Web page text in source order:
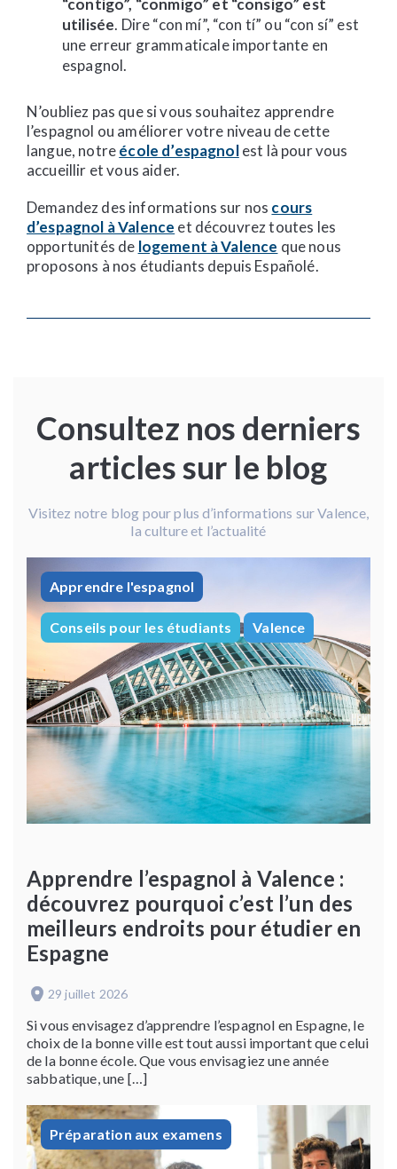
“contigo”, “conmigo” et “consigo” est
utilisée. Dire “con mí”, “con tí” ou “con sí” est
une erreur grammaticale importante en
espagnol.
N’oubliez pas que si vous souhaitez apprendre
l’espagnol ou améliorer votre niveau de cette
langue, notreécole d’espagnolest là pour vous
accueillir et vous aider.
Demandez des informations sur nos cours
d’espagnol à Valence et découvrez toutes les
opportunités de logement à Valence que nous
proposons à nos étudiants depuis Españolé.
Consultez nos derniers
articles sur le blog
Visitez notre blog pour plus d’informations sur Valence,
la culture et l’actualité
Apprendre l'espagnol
Conseils pour les étudiants Valence
Apprendre l’espagnol à Valence :
découvrez pourquoi c’est l’un des
meilleurs endroits pour étudier en
Espagne
29 juillet 2026
Si vous envisagez d’apprendre l’espagnol en Espagne, le
choix de la bonne ville est tout aussi important que celui
de la bonne école. Que vous envisagiez une année
sabbatique, une […]
Préparation aux examens